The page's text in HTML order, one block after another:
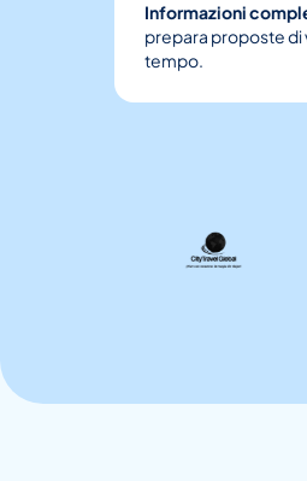
Informazioni
prepara proposte di
tempo.